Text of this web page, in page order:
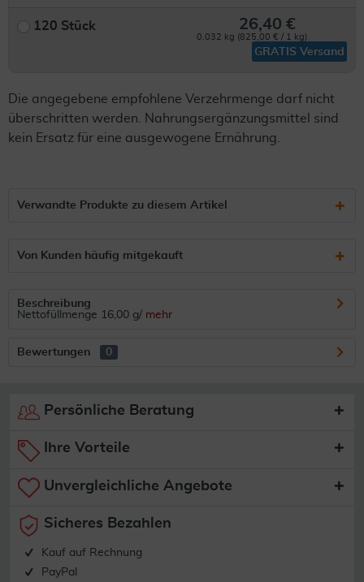
120 Stück 26,40 €
0.032 kg (825,00 € / 1 kg)
GRATIS Versand
Die angegebene empfohlene Verzehrmenge darf nicht
überschritten werden. Nahrungsergänzungsmittel sind
kein Ersatz für eine ausgewogene Ernährung.
Verwandte Produkte zu diesem Artikel
Von Kunden häufig mitgekauft
Beschreibung
Nettofüllmenge 16,00 g/ mehr
Bewertungen 0
Persönliche Beratung
Ihre Vorteile
Unvergleichliche Angebote
Sicheres Bezahlen
Kauf auf Rechnung
PayPal